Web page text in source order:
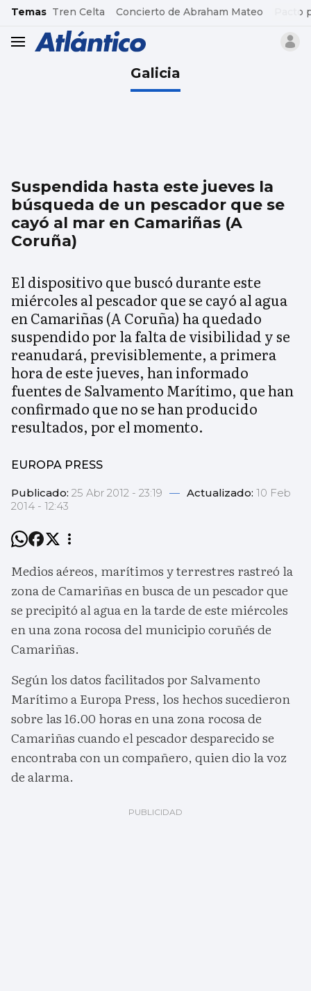
common.go-to-content
Temas Tren Celta Concierto de Abraham Mateo Pacto
header.menu.open
Galicia
Suspendida hasta este jueves la
búsqueda de un pescador que se
cayó al mar en Camariñas (A
Coruña)
El dispositivo que buscó durante este
miércoles al pescador que se cayó al agua
en Camariñas (A Coruña) ha quedado
suspendido por la falta de visibilidad y se
reanudará, previsiblemente, a primera
hora de este jueves, han informado
fuentes de Salvamento Marítimo, que han
confirmado que no se han producido
resultados, por el momento.
EUROPA PRESS
Publicado: 25 Abr 2012 - 23:19 — Actualizado: 10 Feb
2014 - 12:43
Medios aéreos, marítimos y terrestres rastreó la
zona de Camariñas en busca de un pescador que
se precipitó al agua en la tarde de este miércoles
en una zona rocosa del municipio coruñés de
Camariñas.
Según los datos facilitados por Salvamento
Marítimo a Europa Press, los hechos sucedieron
sobre las 16.00 horas en una zona rocosa de
Camariñas cuando el pescador desparecido se
encontraba con un compañero, quien dio la voz
de alarma.